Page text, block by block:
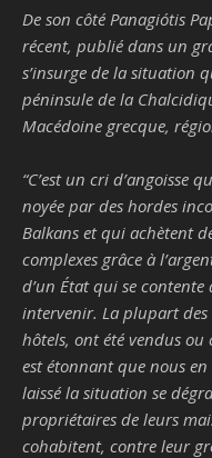
De son côté Panagiótis
récent, publié dans un
s’insurge de la situation
péninsule de la
Macédoine grecque,
“C’est un cri d’angoisse
noyée par des hordes
Balkans et qui achètent
complexes grâce à
d’un État qui se contente
intervenir. La plupart des
hôtels, ont été vendus
est étonnant que nous
laissé la situation se
propriétaires de leurs
cohabitent, contre leur